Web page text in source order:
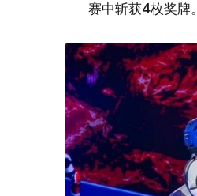
赛中斩获4枚奖牌。